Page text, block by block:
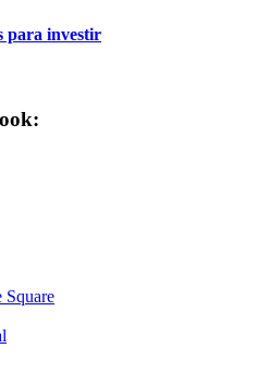
para investir
Square